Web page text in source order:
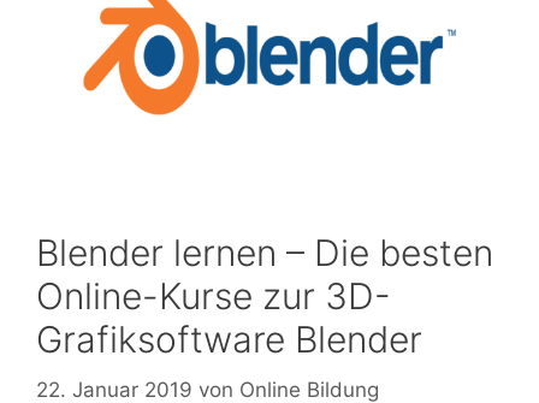
Blender lernen – Die besten
Online-Kurse zur 3D-
Grafiksoftware Blender
22. Januar 2019 von Online Bildung